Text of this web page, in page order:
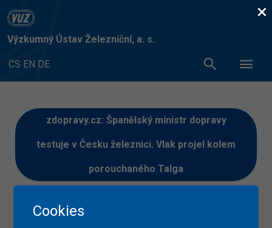
Výzkumný Ústav Železniční, a. s.
CS EN DE
zdopravy.cz: Španělský ministr dopravy
testuje v Česku železnici. Vlak projel kolem
porouchaného Talga
×
Cookies